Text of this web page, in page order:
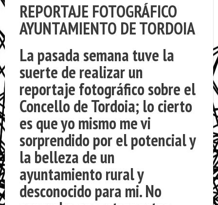
REPORTAJE FOTOGRÁFICO
AYUNTAMIENTO DE TORDOIA
La pasada semana tuve la
suerte de realizar un
reportaje fotográfico sobre el
Concello de Tordoia; lo cierto
es que yo mismo me vi
sorprendido por el potencial y
la belleza de un
ayuntamiento rural y
desconocido para mi. No